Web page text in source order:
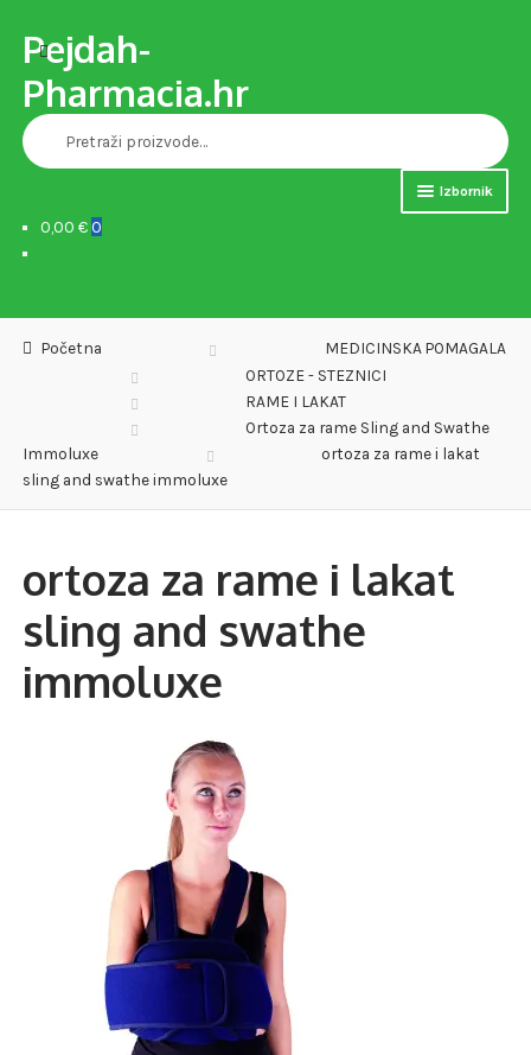
Preskoči
na
navigaciju
Skoči
do
sadržaja
Pejdah-
Pharmacia.hr
Pretraži:
Pretraži
Izbornik
Naslovnica
MEDICINSKA POMAGALA
OPREMA ZA VJEŽBANJE
DJEČJE PAPUČE
VERSET PARFEMI
PREPARATI ZA SAMOLIJEČENJE I PODIZANJE IMUNITETA
Checkout
0,00 €0
Početna
MEDICINSKA POMAGALA
ORTOZE - STEZNICI
RAME I LAKAT
Ortoza za rame Sling and Swathe
Immoluxe
ortoza za rame i lakat
sling and swathe immoluxe
ortoza za rame i lakat
sling and swathe
immoluxe